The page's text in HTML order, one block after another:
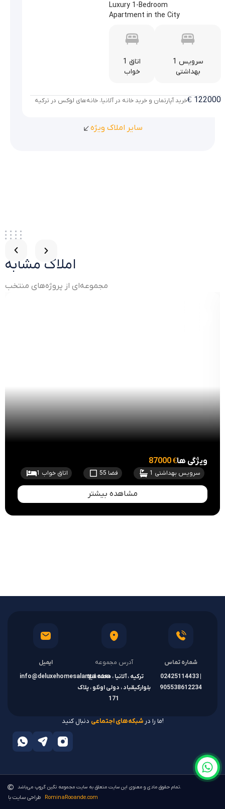
Luxury 1-Bedroom
Apartment in the City
1 اتاق
خواب
1 سرویس
بهداشتی
€ 122000 خرید آپارتمان و خرید خانه در آلانیا، خانه‌های لوکس در ترکیه
سایر املاک ویژه
املاک مشابه
مجموعه‌ای از پروژه‌های منتخب
ویژگی ها87000 €
اتاق خواب 1 فضا 55 سرویس بهداشتی 1
مشاهده بیشتر
ما را در شبکه‌های اجتماعی دنبال کنید!
شماره تماس
02425114433 |
905538612234
آدرس مجموعه
ترکیه ، آلانیا ، محله فیلا ،
بلوارکیقباد ، دولی اوئلو ، پلاک
ایمیل
info@deluxehomesalanya.com
تمام حقوق مادی و معنوی این سایت متعلق به سایت مجموعه نگین گروپ می‌باشد.
RominaRooande.com